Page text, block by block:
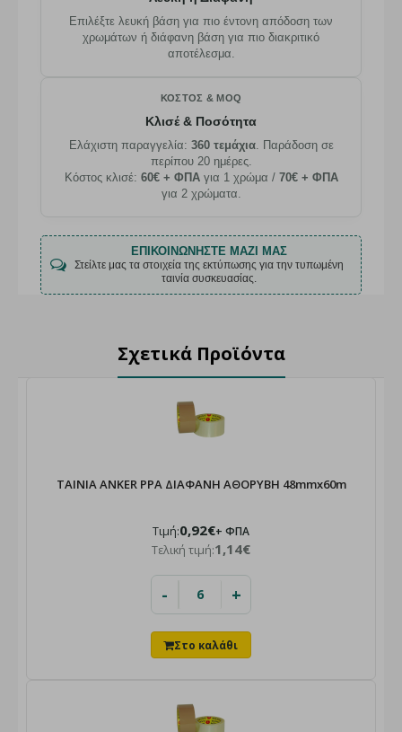
Επιλέξτε λευκή βάση για πιο έντονη απόδοση των
χρωμάτων ή διάφανη βάση για πιο διακριτικό
αποτέλεσμα.
ΚΌΣΤΟΣ & MOQ
Κλισέ & Ποσότητα
Ελάχιστη παραγγελία: 360 τεμάχια. Παράδοση σε
περίπου 20 ημέρες.
Κόστος κλισέ: 60€ + ΦΠΑγια 1 χρώμα / 70€ + ΦΠΑ
για 2 χρώματα.
ΕΠΙΚΟΙΝΩΝΉΣΤΕ ΜΑΖΊ ΜΑΣ
Στείλτε μας τα στοιχεία της εκτύπωσης για την τυπωμένη
ταινία συσκευασίας.
Σχετικά Προϊόντα
ΤΑΙΝΙΑ ANKER PPA ΔΙΑΦΑΝΗ ΑΘΟΡΥΒΗ 48mmx60m
Τιμή:0,92€+ ΦΠΑ
Τελική τιμή:1,14€
- +